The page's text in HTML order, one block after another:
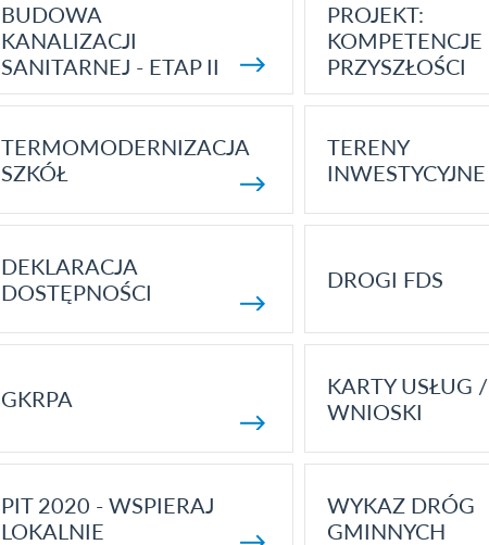
BUDOWA
KANALIZACJI
SANITARNEJ - ETAP II
PROJEKT:
KOMPETENCJE
PRZYSZŁOŚCI
TERMOMODERNIZACJA
SZKÓŁ
TERENY
INWESTYCYJNE
DEKLARACJA
DOSTĘPNOŚCI
DROGI FDS
GKRPA
KARTY USŁUG /
WNIOSKI
PIT 2020 - WSPIERAJ
LOKALNIE
WYKAZ DRÓG
GMINNYCH